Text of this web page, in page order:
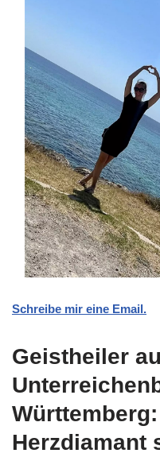
Schreibe mir eine Email.
Geistheiler
Herzdiamant